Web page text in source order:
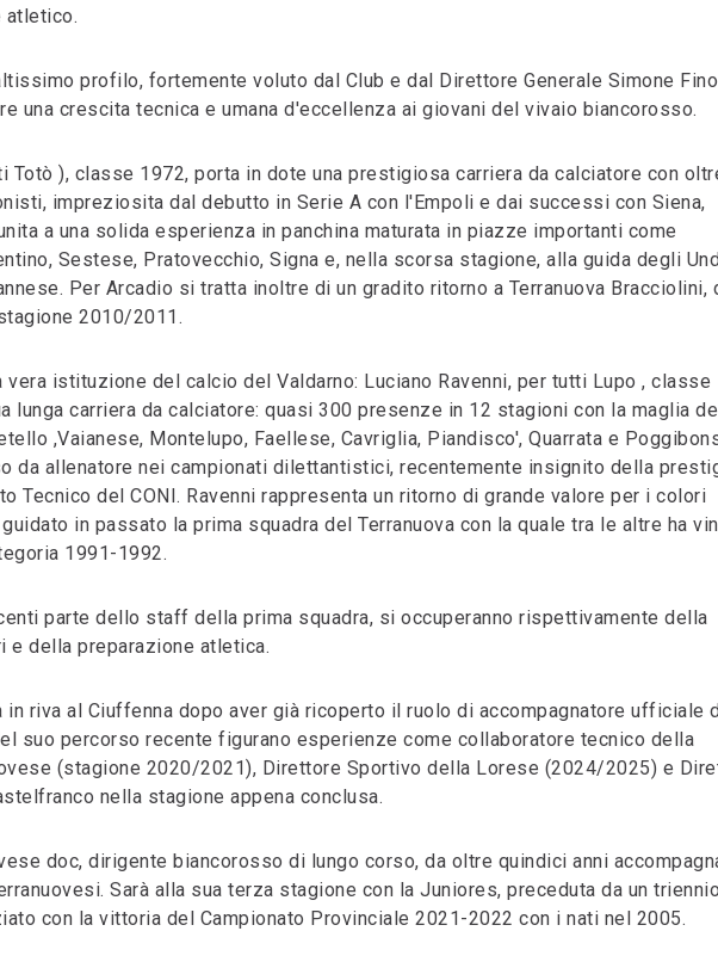
atletico.
profilo, fortemente voluto dal Club e dal Direttore Generale Simone
una crescita tecnica e umana d'eccellenza ai giovani del vivaio biancorosso.
Totò ), classe 1972, porta in dote una prestigiosa carriera da calciatore con
impreziosita dal debutto in Serie A con l'Empoli e dai successi con Siena,
a una solida esperienza in panchina maturata in piazze importanti come
Sestese, Pratovecchio, Signa e, nella scorsa stagione, alla guida degli
Per Arcadio si tratta inoltre di un gradito ritorno a Terranuova Bracciolini,
2010/2011.
vera istituzione del calcio del Valdarno: Luciano Ravenni, per tutti Lupo , classe
lunga carriera da calciatore: quasi 300 presenze in 12 stagioni con la maglia
,Vaianese, Montelupo, Faellese, Cavriglia, Piandisco', Quarrata e
da allenatore nei campionati dilettantistici, recentemente insignito della
Tecnico del CONI. Ravenni rappresenta un ritorno di grande valore per i colori
in passato la prima squadra del Terranuova con la quale tra le altre ha
1991-1992.
parte dello staff della prima squadra, si occuperanno rispettivamente della
e della preparazione atletica.
in riva al Ciuffenna dopo aver già ricoperto il ruolo di accompagnatore ufficiale
suo percorso recente figurano esperienze come collaboratore tecnico della
(stagione 2020/2021), Direttore Sportivo della Lorese (2024/2025) e
nella stagione appena conclusa.
doc, dirigente biancorosso di lungo corso, da oltre quindici anni
Sarà alla sua terza stagione con la Juniores, preceduta da un
con la vittoria del Campionato Provinciale 2021-2022 con i nati nel 2005.